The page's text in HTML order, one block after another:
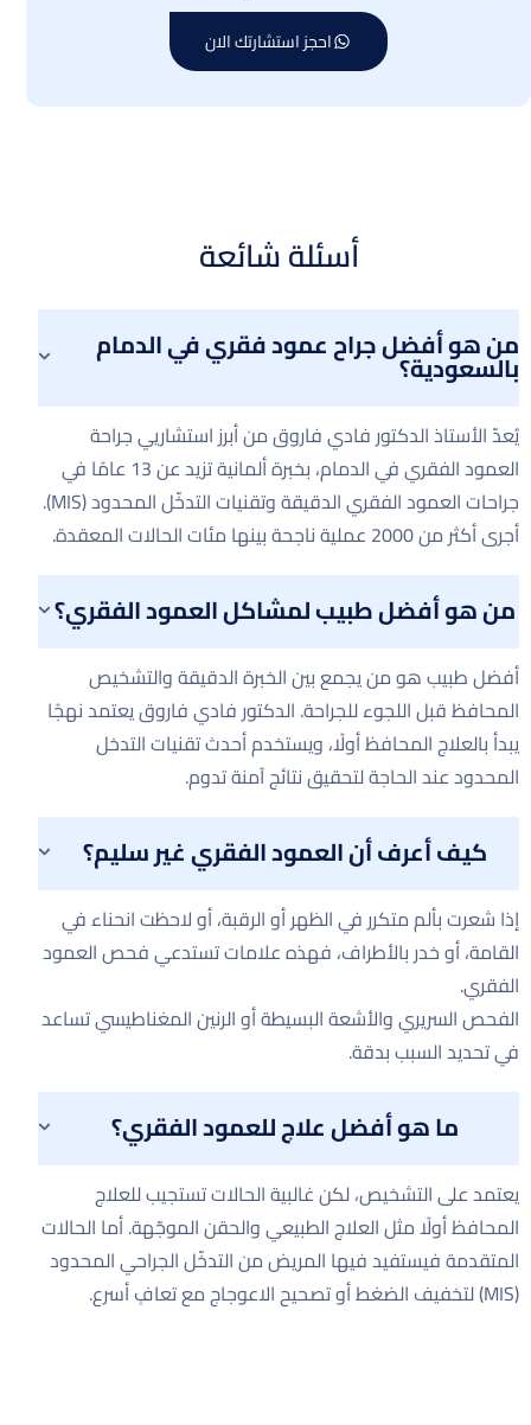
احجز استشارتك الان
أسئلة شائعة
من هو أفضل جراح عمود فقري في الدمام
بالسعودية؟
يُعدّ الأستاذ الدكتور فادي فاروق من أبرز استشاريي جراحة
العمود الفقري في الدمام، بخبرة ألمانية تزيد عن 13 عامًا في
جراحات العمود الفقري الدقيقة وتقنيات التدخّل المحدود (MIS).
أجرى أكثر من 2000 عملية ناجحة بينها مئات الحالات المعقدة.
من هو أفضل طبيب لمشاكل العمود الفقري؟
أفضل طبيب هو من يجمع بين الخبرة الدقيقة والتشخيص
المحافظ قبل اللجوء للجراحة. الدكتور فادي فاروق يعتمد نهجًا
يبدأ بالعلاج المحافظ أولًا، ويستخدم أحدث تقنيات التدخل
المحدود عند الحاجة لتحقيق نتائج آمنة تدوم.
كيف أعرف أن العمود الفقري غير سليم؟
إذا شعرت بألم متكرر في الظهر أو الرقبة، أو لاحظت انحناء في
القامة، أو خدر بالأطراف، فهذه علامات تستدعي فحص العمود
الفقري.
الفحص السريري والأشعة البسيطة أو الرنين المغناطيسي تساعد
في تحديد السبب بدقة.
ما هو أفضل علاج للعمود الفقري؟
يعتمد على التشخيص، لكن غالبية الحالات تستجيب للعلاج
المحافظ أولًا مثل العلاج الطبيعي والحقن الموجّهة. أما الحالات
المتقدمة فيستفيد فيها المريض من التدخّل الجراحي المحدود
(MIS) لتخفيف الضغط أو تصحيح الاعوجاج مع تعافٍ أسرع.